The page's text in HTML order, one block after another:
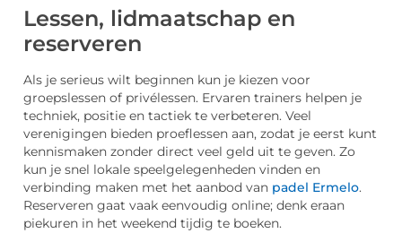
Lessen, lidmaatschap en
reserveren
Als je serieus wilt beginnen kun je kiezen voor
groepslessen of privélessen. Ervaren trainers helpen je
techniek, positie en tactiek te verbeteren. Veel
verenigingen bieden proeflessen aan, zodat je eerst kunt
kennismaken zonder direct veel geld uit te geven. Zo
kun je snel lokale speelgelegenheden vinden en
verbinding maken met het aanbod van padel Ermelo.
Reserveren gaat vaak eenvoudig online; denk eraan
piekuren in het weekend tijdig te boeken.